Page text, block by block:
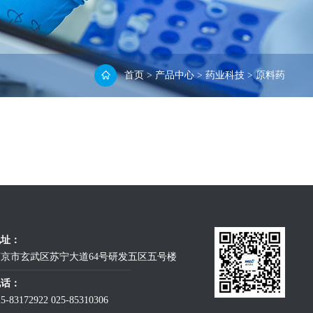
首页>产品中心> 药业科技>原料药
：
市玄武区苏宁大道64号研发五区五号楼
：
83172922 025-85310306